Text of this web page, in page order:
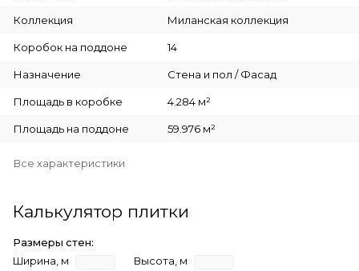
Коллекция Миланская коллекция
Коробок на поддоне 14
Назначение Стена и пол / Фасад
Площадь в коробке 4.284 м²
Площадь на поддоне 59.976 м²
Все характеристики
Калькулятор плитки
Размеры стен:
Ширина, м
Высота, м